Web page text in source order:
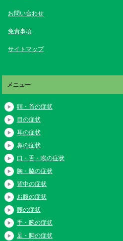
お問い合わせ
免責事項
サイトマップ
メニュー
頭・首の症状
目の症状
耳の症状
鼻の症状
口・舌・喉の症状
胸・脇の症状
背中の症状
お腹の症状
腰の症状
手・腕の症状
足・脚の症状